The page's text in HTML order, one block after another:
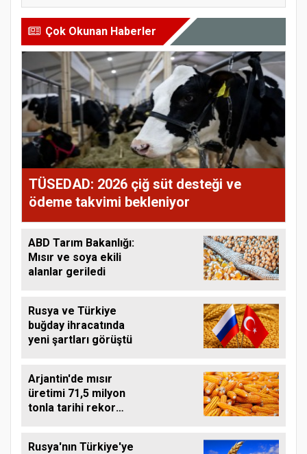
Çok Okunan Haberler
TÜSEDAD: 2026 çiğ süt desteği ve
ödeme takvimi bekleniyor
ABD Tarım Bakanlığı:
Mısır ve soya ekili
alanlar geriledi
Rusya ve Türkiye
buğday ihracatında
yeni şartları görüştü
Arjantin'de mısır
üretimi 71,5 milyon
tonla tarihi rekor
Rusya'nın Türkiye'ye